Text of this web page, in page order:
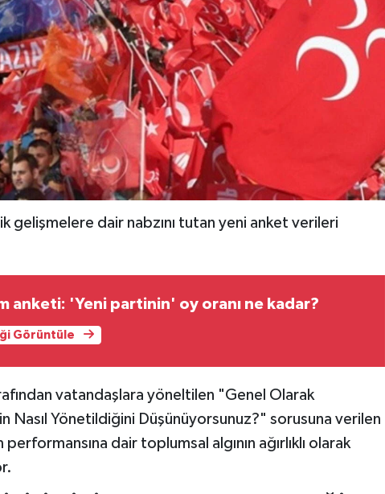
gelişmelere dair nabzını tutan yeni anket verileri
anketi: 'Yeni partinin' oy oranı ne kadar?
Görüntüle
vatandaşlara yöneltilen "Genel Olarak
Nasıl Yönetildiğini Düşünüyorsunuz?" sorusuna verilen
dair toplumsal algının ağırlıklı olarak